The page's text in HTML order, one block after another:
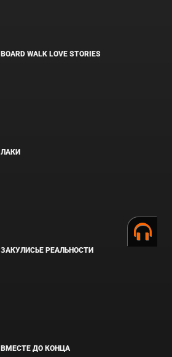
BOARD WALK LOVE STORIES
ЛАКИ
ЗАКУЛИСЬЕ РЕАЛЬНОСТИ
ВМЕСТЕ ДО КОНЦА